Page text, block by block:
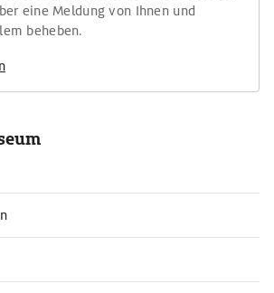
eine Meldung von Ihnen und
beheben.